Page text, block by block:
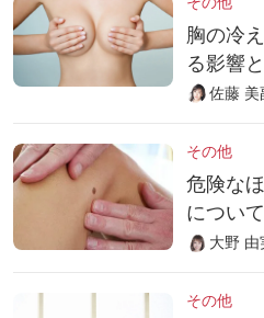
胸の冷
る影響
佐藤 美
その他
危険な
について
大野 由
その他